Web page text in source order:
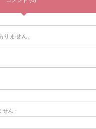
ません。
せん -